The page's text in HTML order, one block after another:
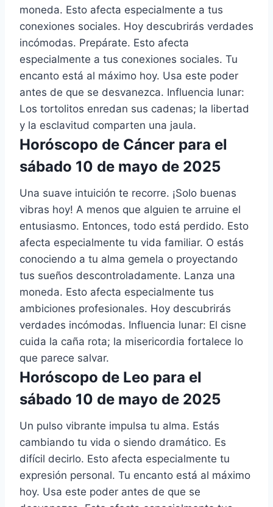
moneda. Esto afecta especialmente a tus
conexiones sociales. Hoy descubrirás verdades
incómodas. Prepárate. Esto afecta
especialmente a tus conexiones sociales. Tu
encanto está al máximo hoy. Usa este poder
antes de que se desvanezca. Influencia lunar:
Los tortolitos enredan sus cadenas; la libertad
y la esclavitud comparten una jaula.
Horóscopo de Cáncer para el
sábado 10 de mayo de 2025
Una suave intuición te recorre. ¡Solo buenas
vibras hoy! A menos que alguien te arruine el
entusiasmo. Entonces, todo está perdido. Esto
afecta especialmente tu vida familiar. O estás
conociendo a tu alma gemela o proyectando
tus sueños descontroladamente. Lanza una
moneda. Esto afecta especialmente tus
ambiciones profesionales. Hoy descubrirás
verdades incómodas. Influencia lunar: El cisne
cuida la caña rota; la misericordia fortalece lo
que parece salvar.
Horóscopo de Leo para el
sábado 10 de mayo de 2025
Un pulso vibrante impulsa tu alma. Estás
cambiando tu vida o siendo dramático. Es
difícil decirlo. Esto afecta especialmente tu
expresión personal. Tu encanto está al máximo
hoy. Usa este poder antes de que se